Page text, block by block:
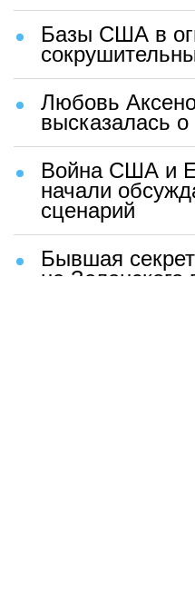
Базы США в
Любовь
высказалась
Война США и
начали
сценарий
Бывшая
на Зеленского